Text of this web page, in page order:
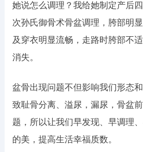
她说怎么调理？我给她制定产后
次孙氏御骨术骨盆调理，胯部明
及穿衣明显流畅，走路时胯部不
消失。
盆骨出现问题不但影响我们形态
致耻骨分离、溢尿，漏尿，骨盆
题，所以让我们早发现、早调理
的美，提高生活幸福质数。